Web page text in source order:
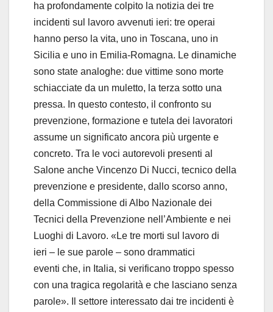
ha profondamente colpito la notizia dei tre
incidenti sul lavoro avvenuti ieri: tre operai
hanno perso la vita, uno in Toscana, uno in
Sicilia e uno in Emilia-Romagna. Le dinamiche
sono state analoghe: due vittime sono morte
schiacciate da un muletto, la terza sotto una
pressa. In questo contesto, il confronto su
prevenzione, formazione e tutela dei lavoratori
assume un significato ancora più urgente e
concreto. Tra le voci autorevoli presenti al
Salone anche Vincenzo Di Nucci, tecnico della
prevenzione e presidente, dallo scorso anno,
della Commissione di Albo Nazionale dei
Tecnici della Prevenzione nell’Ambiente e nei
Luoghi di Lavoro. «Le tre morti sul lavoro di
ieri – le sue parole – sono drammatici
eventi che, in Italia, si verificano troppo spesso
con una tragica regolarità e che lasciano senza
parole». Il settore interessato dai tre incidenti è